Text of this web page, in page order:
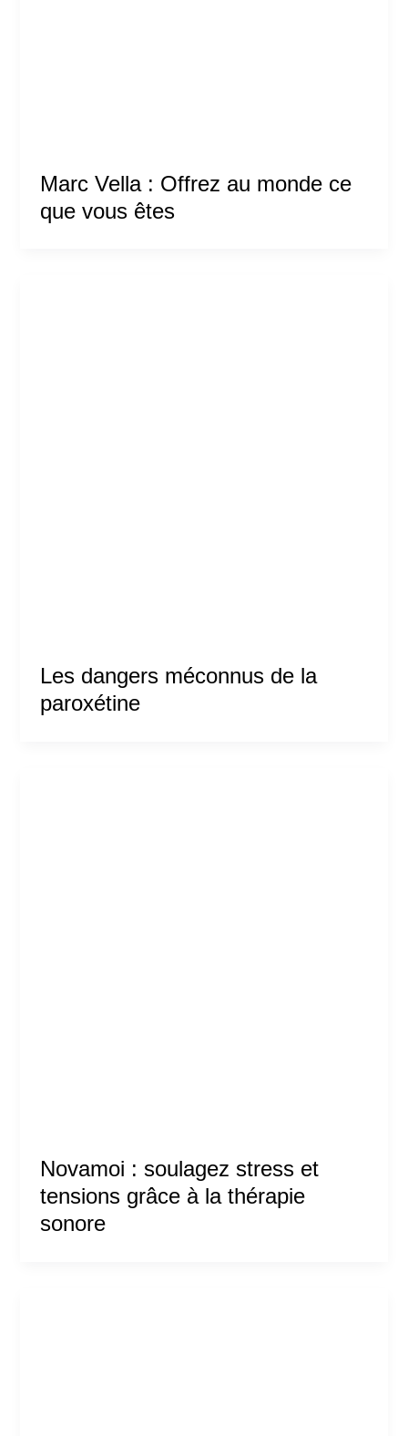
Marc Vella : Offrez au monde ce
que vous êtes
Les dangers méconnus de la
paroxétine
Novamoi : soulagez stress et
tensions grâce à la thérapie
sonore